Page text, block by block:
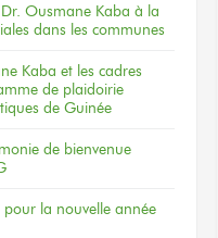
Ousmane Kaba à la
dans les communes
Kaba et les cadres
de plaidoirie
de Guinée
de bienvenue
pour la nouvelle année